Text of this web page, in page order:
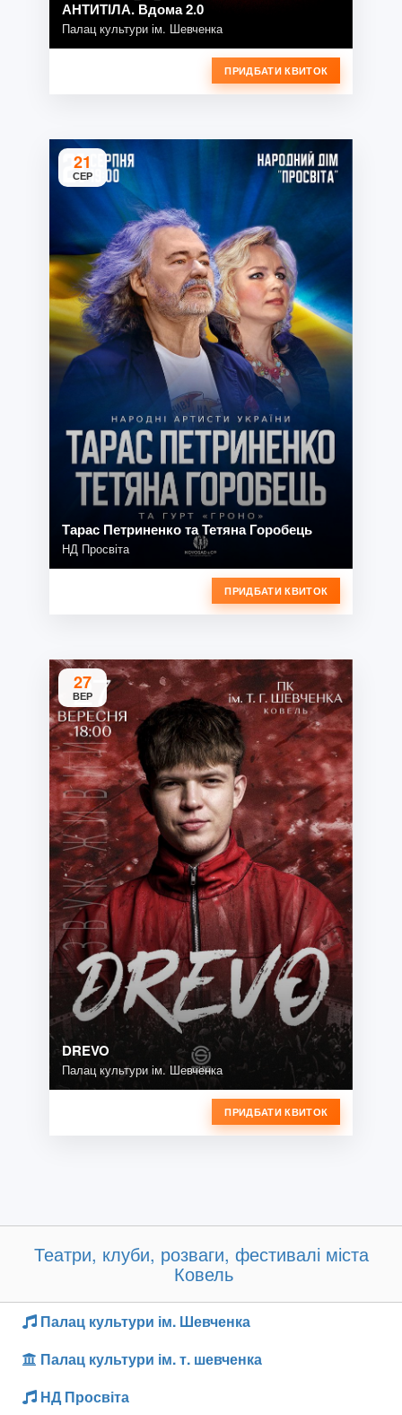
АНТИТІЛА. Вдома 2.0
Палац культури ім. Шевченка
ПРИДБАТИ КВИТОК
21
СЕР
Тарас Петриненко та Тетяна Горобець
НД Просвіта
ПРИДБАТИ КВИТОК
27
ВЕР
DREVO
Палац культури ім. Шевченка
ПРИДБАТИ КВИТОК
Театри, клуби, розваги, фестивалі міста
Ковель
Палац культури ім. Шевченка
Палац культури ім. т. шевченка
НД Просвіта